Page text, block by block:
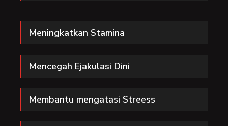
Meningkatkan Stamina
Mencegah Ejakulasi Dini
Membantu mengatasi Streess